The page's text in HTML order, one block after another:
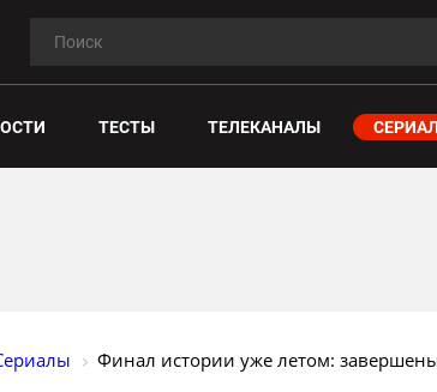
ТЕСТЫ ТЕЛЕКАНАЛЫ
Финал истории уже летом: